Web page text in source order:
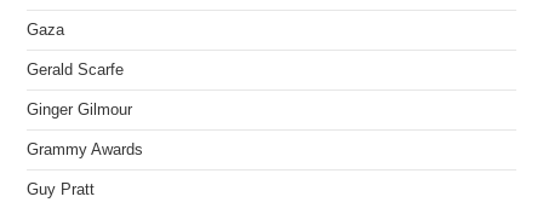
Gaza
Gerald Scarfe
Ginger Gilmour
Grammy Awards
Guy Pratt